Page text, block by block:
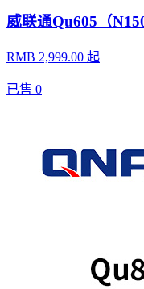
威联通Qu605（
RMB 2,999.00 起
已售 0